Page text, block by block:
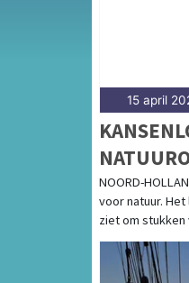
15 april
NOORD-
voor natuur.
ziet om stukken